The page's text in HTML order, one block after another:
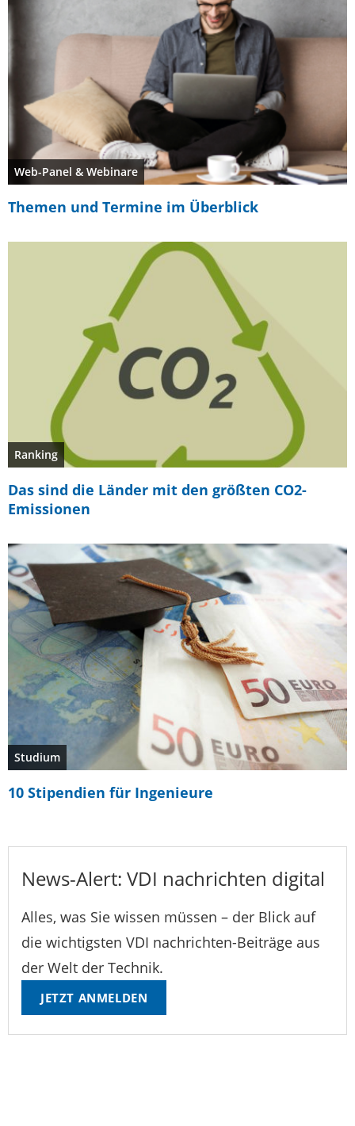
Web-Panel & Webinare
Themen und Termine im Überblick
Ranking
Das sind die Länder mit den größten CO2-
Emissionen
Studium
10 Stipendien für Ingenieure
News-Alert: VDI nachrichten digital
Alles, was Sie wissen müssen – der Blick auf
die wichtigsten VDI nachrichten-Beiträge aus
der Welt der Technik.
JETZT ANMELDEN